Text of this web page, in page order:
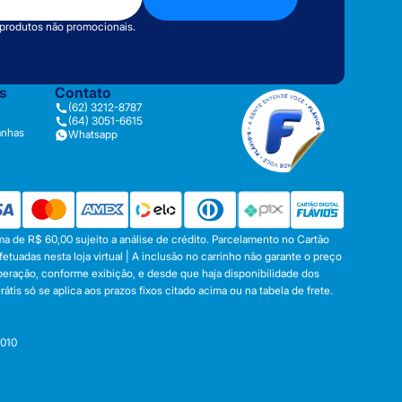
não promocionais.
Contato
(62) 3212-8787
(64) 3051-6615
Whatsapp
de R$ 60,00 sujeito a análise de crédito. Parcelamento no Cartão
nesta loja virtual | A inclusão no carrinho não garante o preço
conforme exibição, e desde que haja disponibilidade dos
só se aplica aos prazos fixos citado acima ou na tabela de frete.